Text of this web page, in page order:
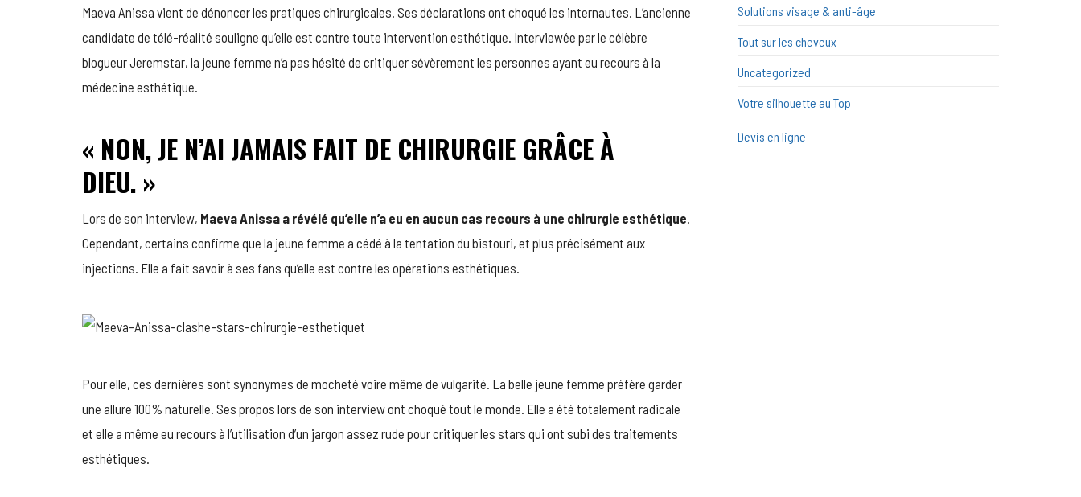
DES
CHOQUANTS
CONCERNANT
LA
ESTHÉTIQUE
Maeva Anissa vient de dénoncer les pratiques chirurgicales. Ses déclarations ont choqué les internautes. L’ancienne
candidate de télé-réalité souligne qu’elle est contre toute intervention esthétique. Interviewée par le célèbre
blogueur Jeremstar, la jeune femme n’a pas hésité de critiquer sévèrement les personnes ayant eu recours à la
médecine esthétique.
« NON, JE N’AI JAMAIS FAIT DE CHIRURGIE GRÂCE À
DIEU. »
Lors de son interview, Maeva Anissa a révélé qu’elle n’a eu en aucun cas recours à une chirurgie esthétique
Cependant, certains confirme que la jeune femme a cédé à la tentation du bistouri, et plus précisément aux
injections. Elle a fait savoir à ses fans qu’elle est contre les opérations esthétiques.
Pour elle, ces dernières sont synonymes de mocheté voire même de vulgarité. La belle jeune femme préfère garder
une allure 100% naturelle. Ses propos lors de son interview ont choqué tout le monde. Elle a été totalement radicale
et elle a même eu recours à l’utilisation d’un jargon assez rude pour critiquer les stars qui ont subi des traitements
esthétiques.
Solutions visage & anti-âge
Tout sur les cheveux
Uncategorized
Votre silhouette au Top
Devis en ligne